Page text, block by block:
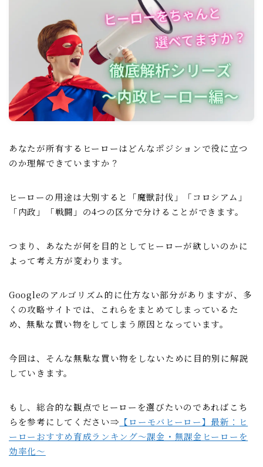
コミュニケーション
募集戦略
外交戦略編
イベント攻略
KVK
聖騎士
魔獣討伐会
おすすめ情報
愛用ツール
ギルド紹介掲示板
魔獣討伐会紹介掲示板
あなたが所有するヒーローはどんなポジションで役に立つ
のか理解できていますか？
ヒーローの用途は大別すると「魔獣討伐」「コロシアム」
「内政」「戦闘」の4つの区分で分けることができます。
つまり、あなたが何を目的としてヒーローが欲しいのかに
よって考え方が変わります。
Googleのアルゴリズム的に仕方ない部分がありますが、多
くの攻略サイトでは、これらをまとめてしまっているた
め、無駄な買い物をしてしまう原因となっています。
今回は、そんな無駄な買い物をしないために目的別に解説
していきます。
もし、総合的な観点でヒーローを選びたいのであればこち
らを参考にしてください⇒ 【ローモバヒーロー】最新：ヒ
ーローおすすめ育成ランキング～課金・無課金ヒーローを
効率化～